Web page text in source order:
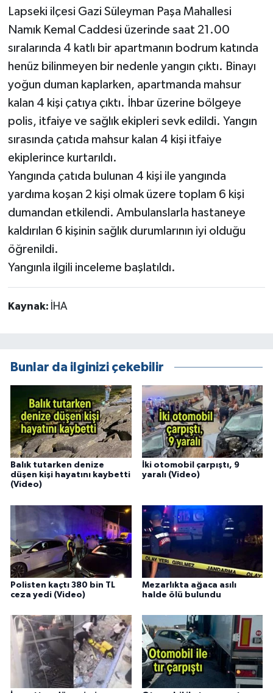
Lapseki ilçesi Gazi Süleyman Paşa Mahallesi
Namık Kemal Caddesi üzerinde saat 21.00
sıralarında 4 katlı bir apartmanın bodrum katında
henüz bilinmeyen bir nedenle yangın çıktı. Binayı
yoğun duman kaplarken, apartmanda mahsur
kalan 4 kişi çatıya çıktı. İhbar üzerine bölgeye
polis, itfaiye ve sağlık ekipleri sevk edildi. Yangın
sırasında çatıda mahsur kalan 4 kişi itfaiye
ekiplerince kurtarıldı.
Yangında çatıda bulunan 4 kişi ile yangında
yardıma koşan 2 kişi olmak üzere toplam 6 kişi
dumandan etkilendi. Ambulanslarla hastaneye
kaldırılan 6 kişinin sağlık durumlarının iyi olduğu
öğrenildi.
Yangınla ilgili inceleme başlatıldı.
Kaynak: İHA
Bunlar da ilginizi çekebilir
Balık tutarken denize
düşen kişi hayatını kaybetti
(Video)
İki otomobil çarpıştı, 9
yaralı (Video)
Polisten kaçtı 380 bin TL
ceza yedi (Video)
Mezarlıkta ağaca asılı
halde ölü bulundu